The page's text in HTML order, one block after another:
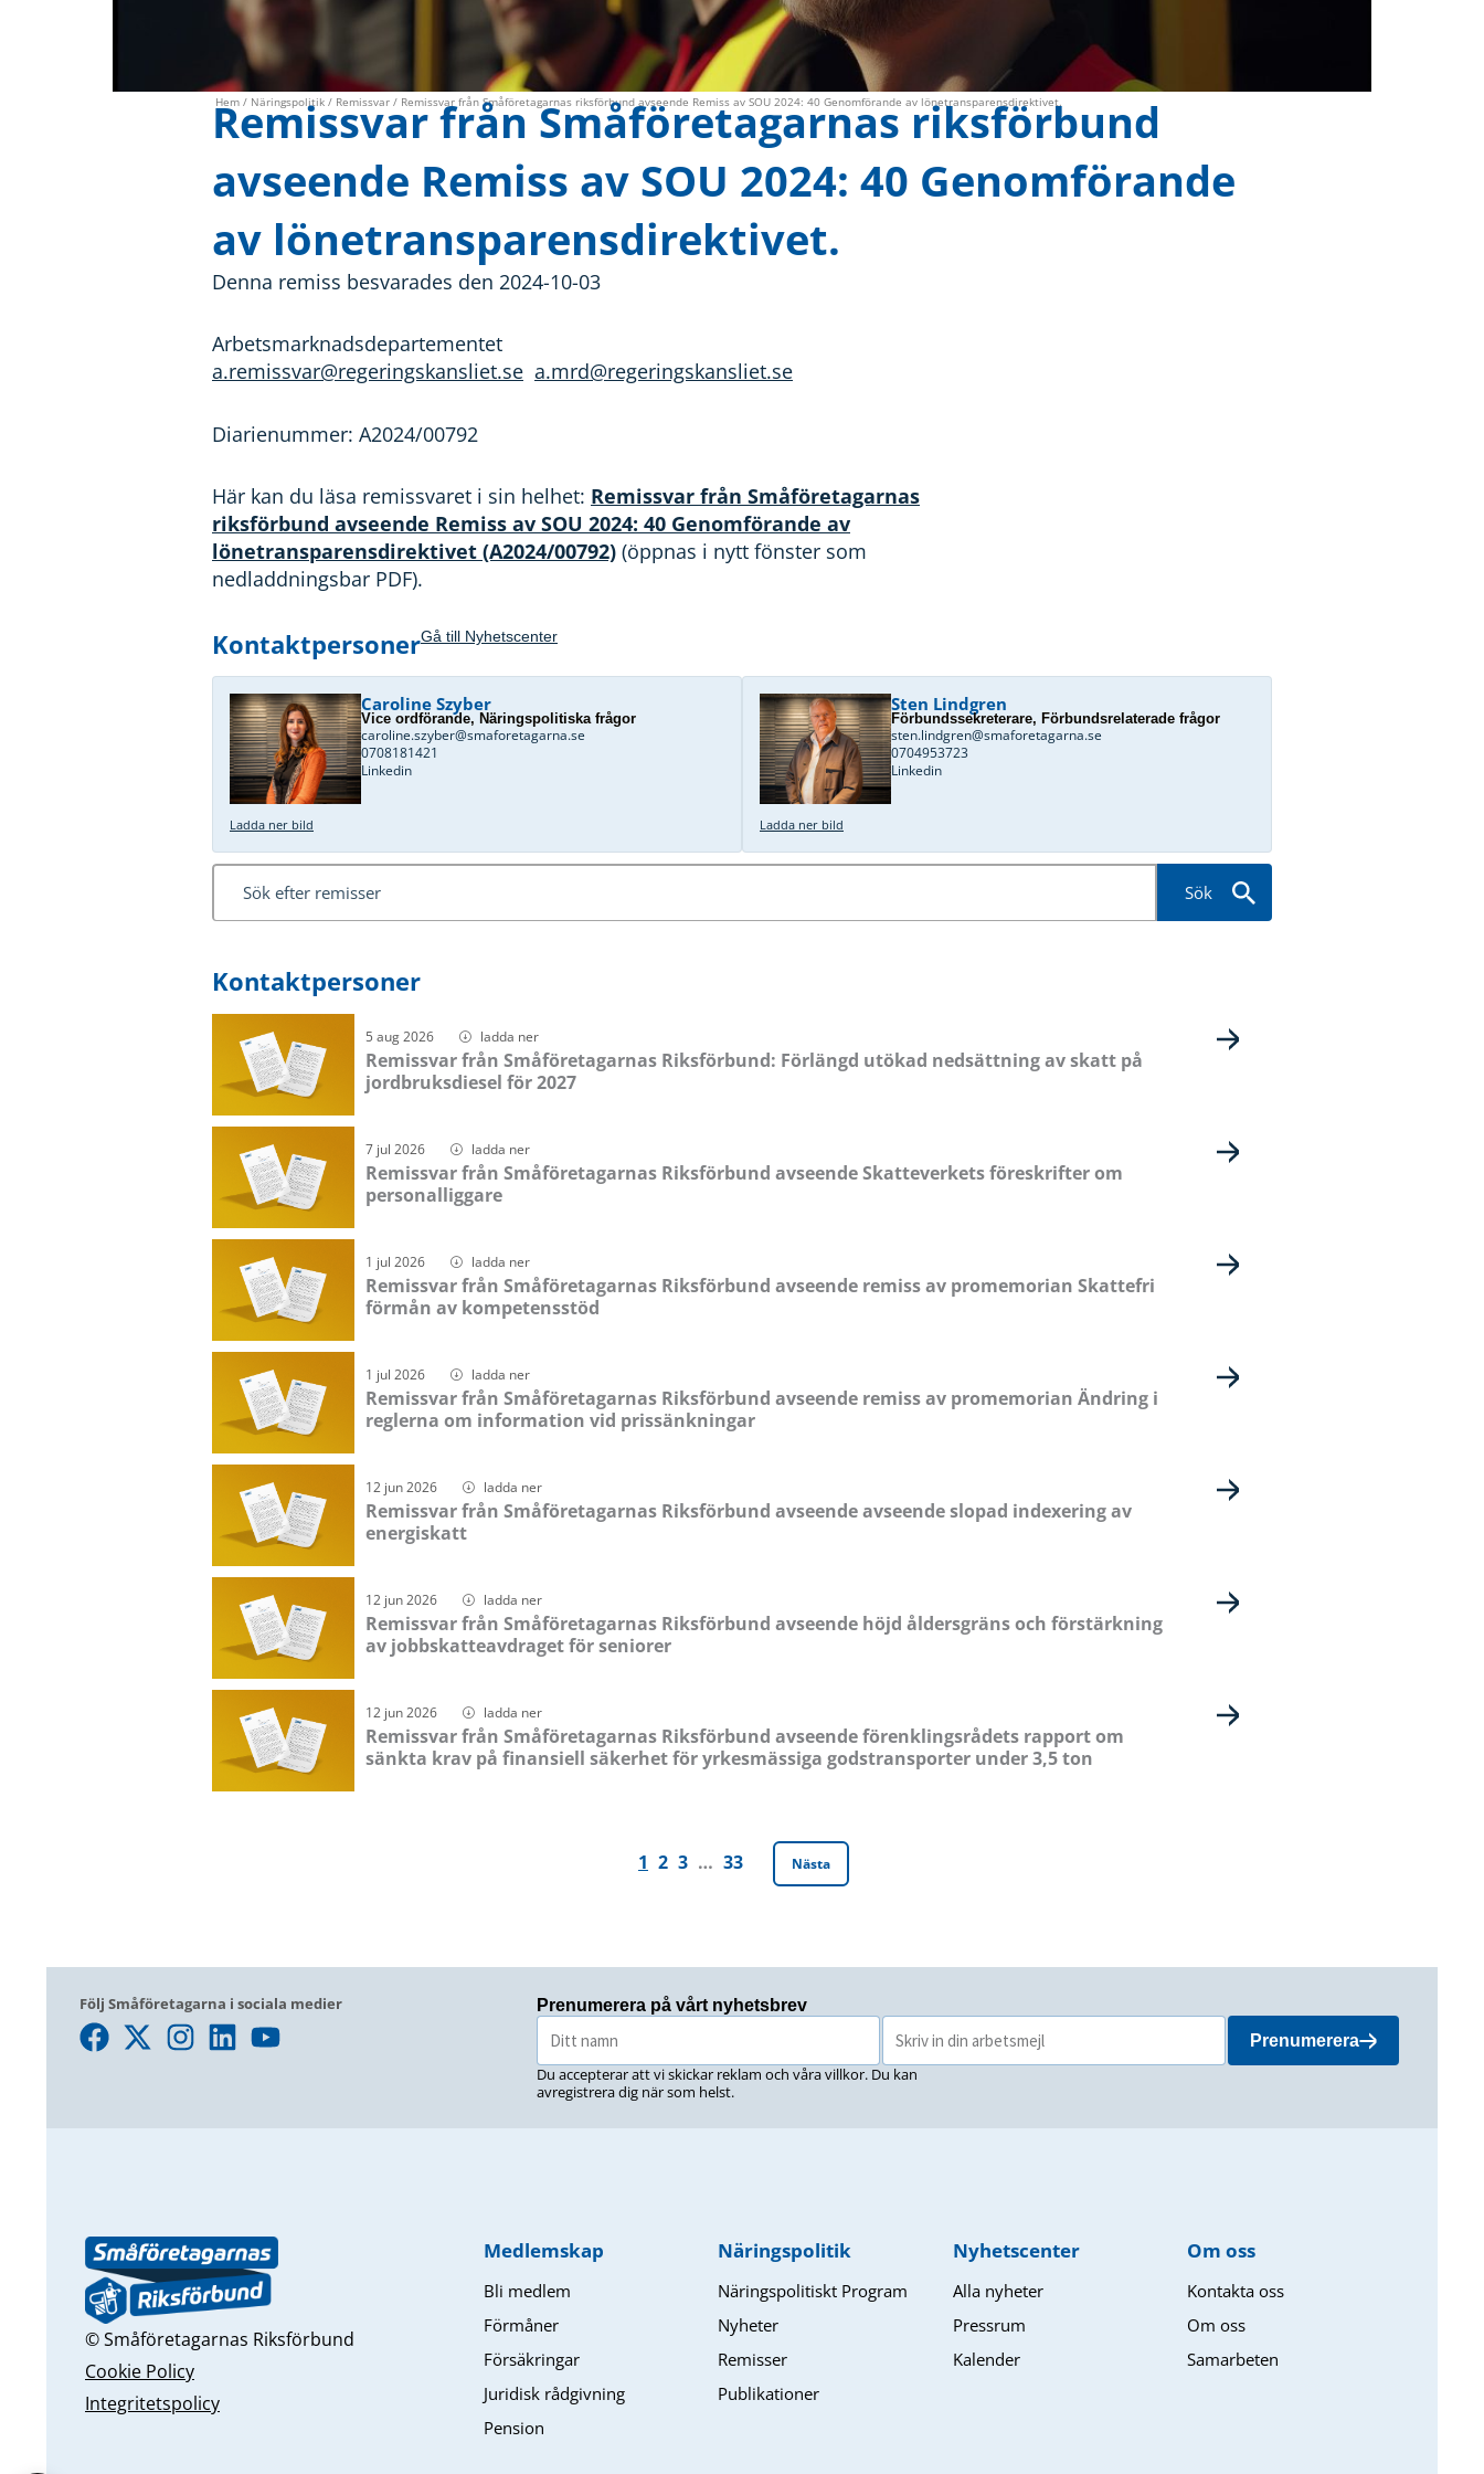
Hem / Näringspolitik / Remissvar / Remissvar från Småföretagarnas riksförbund avseende Remiss av SOU 2024: 40 Genomförande av lönetransparensdirektivet.
Remissvar från Småföretagarnas riksförbund
avseende Remiss av SOU 2024: 40 Genomförande
av lönetransparensdirektivet.
Denna remiss besvarades den 2024-10-03
Arbetsmarknadsdepartementet
a.remissvar@regeringskansliet.se a.mrd@regeringskansliet.se
Diarienummer: A2024/00792
Här kan du läsa remissvaret i sin helhet: Remissvar från Småföretagarnas
riksförbund avseende Remiss av SOU 2024: 40 Genomförande av
lönetransparensdirektivet (A2024/00792) (öppnas i nytt fönster som
nedladdningsbar PDF).
KontaktpersonerGå till Nyhetscenter
Caroline Szyber
Vice ordförande, Näringspolitiska frågor
caroline.szyber@smaforetagarna.se
0708181421
Linkedin
Ladda ner bild
Sten Lindgren
Förbundssekreterare, Förbundsrelaterade frågor
sten.lindgren@smaforetagarna.se
0704953723
Linkedin
Ladda ner bild
Sök
Kontaktpersoner
5 aug 2026 ladda ner
Remissvar från Småföretagarnas Riksförbund: Förlängd utökad nedsättning av skatt på
jordbruksdiesel för 2027
7 jul 2026 ladda ner
Remissvar från Småföretagarnas Riksförbund avseende Skatteverkets föreskrifter om
personalliggare
1 jul 2026 ladda ner
Remissvar från Småföretagarnas Riksförbund avseende remiss av promemorian Skattefri
förmån av kompetensstöd
1 jul 2026 ladda ner
Remissvar från Småföretagarnas Riksförbund avseende remiss av promemorian Ändring i
reglerna om information vid prissänkningar
12 jun 2026 ladda ner
Remissvar från Småföretagarnas Riksförbund avseende avseende slopad indexering av
energiskatt
12 jun 2026 ladda ner
Remissvar från Småföretagarnas Riksförbund avseende höjd åldersgräns och förstärkning
av jobbskatteavdraget för seniorer
12 jun 2026 ladda ner
Remissvar från Småföretagarnas Riksförbund avseende förenklingsrådets rapport om
sänkta krav på finansiell säkerhet för yrkesmässiga godstransporter under 3,5 ton
1 2 3 … 33 Nästa
Följ Småföretagarna i sociala medier
Prenumerera på vårt nyhetsbrev
Prenumerera
Du accepterar att vi skickar reklam och våra villkor. Du kan
avregistrera dig när som helst.
© Småföretagarnas Riksförbund
Cookie Policy
Integritetspolicy
Medlemskap
Bli medlem
Förmåner
Försäkringar
Juridisk rådgivning
Pension
Näringspolitik
Näringspolitiskt Program
Nyheter
Remisser
Publikationer
Nyhetscenter
Alla nyheter
Pressrum
Kalender
Om oss​
Kontakta oss
Om oss
Samarbeten